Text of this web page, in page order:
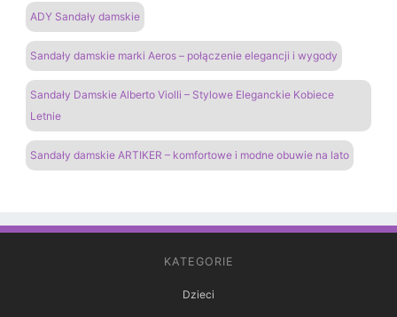
ADY Sandały damskie
Sandały damskie marki Aeros – połączenie elegancji i wygody
Sandały Damskie Alberto Violli – Stylowe Eleganckie Kobiece
Letnie
Sandały damskie ARTIKER – komfortowe i modne obuwie na lato
KATEGORIE
Dzieci